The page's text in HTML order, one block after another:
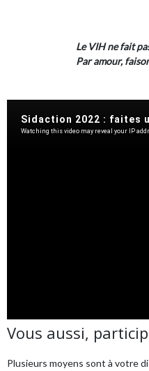
Le VIH ne fait
Par amour,
Vous aussi,
Plusieurs moyens sont à votre